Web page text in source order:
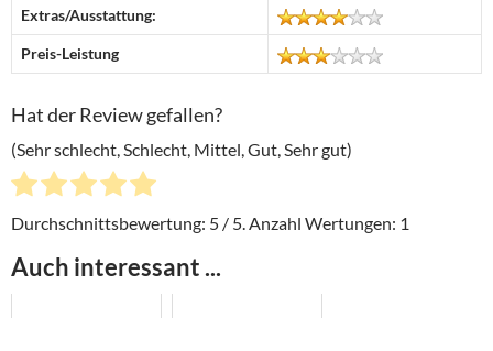
Extras/Ausstattung:
Preis-Leistung
Hat der Review gefallen?
(Sehr schlecht, Schlecht, Mittel, Gut, Sehr gut)
Durchschnittsbewertung: 5 / 5. Anzahl Wertungen: 1
Auch interessant ...